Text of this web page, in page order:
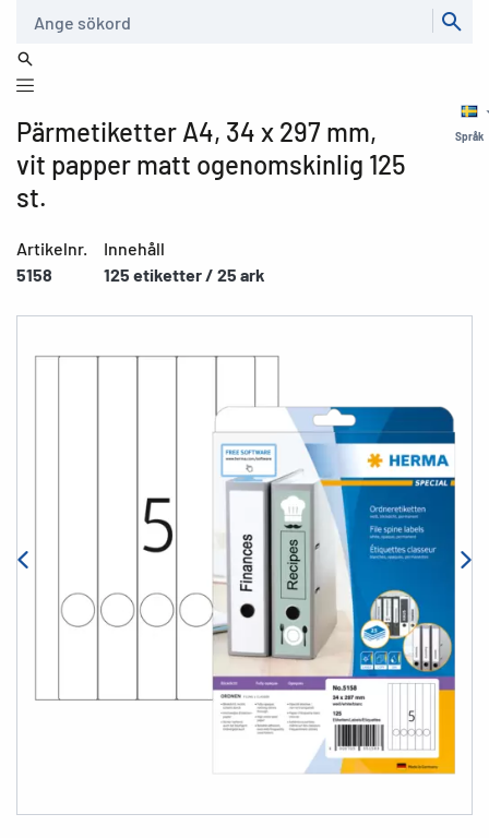
Språk
Pärmetiketter A4, 34 x 297 mm,
vit papper matt ogenomskinlig 125
st.
Artikelnr.
5158
Innehåll
125 etiketter / 25 ark